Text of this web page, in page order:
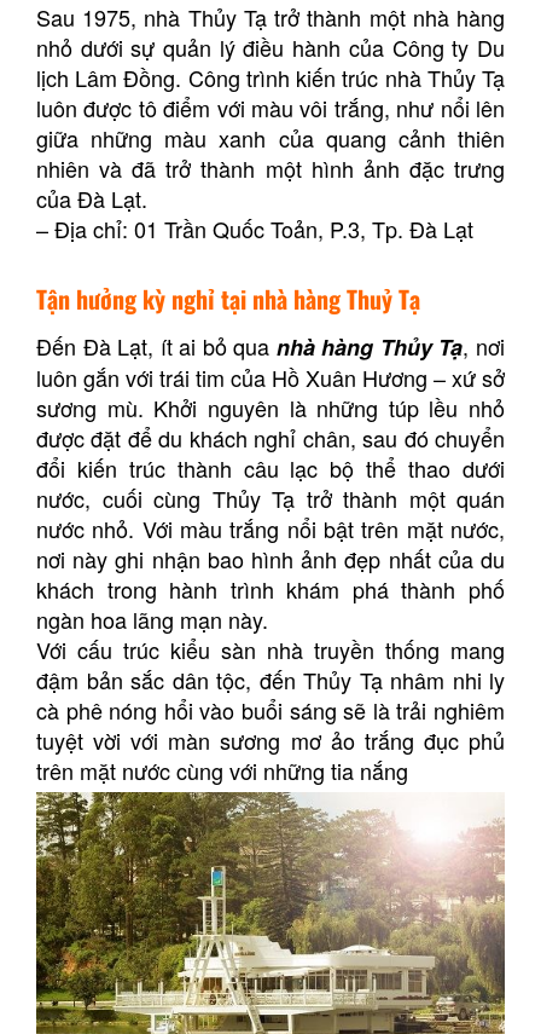
Sau 1975, nhà Thủy Tạ trở thành một nhà hàng
nhỏ dưới sự quản lý điều hành của Công ty Du
lịch Lâm Đồng. Công trình kiến trúc nhà Thủy Tạ
luôn được tô điểm với màu vôi trắng, như nổi lên
giữa những màu xanh của quang cảnh thiên
nhiên và đã trở thành một hình ảnh đặc trưng
của Đà Lạt.
– Địa chỉ: 01 Trần Quốc Toản, P.3, Tp. Đà Lạt
Tận hưởng kỳ nghỉ tại nhà hàng Thuỷ Tạ
Đến Đà Lạt, ít ai bỏ qua nhà hàng Thủy Tạ, nơi
luôn gắn với trái tim của Hồ Xuân Hương – xứ sở
sương mù. Khởi nguyên là những túp lều nhỏ
được đặt để du khách nghỉ chân, sau đó chuyển
đổi kiến trúc thành câu lạc bộ thể thao dưới
nước, cuối cùng Thủy Tạ trở thành một quán
nước nhỏ. Với màu trắng nổi bật trên mặt nước,
nơi này ghi nhận bao hình ảnh đẹp nhất của du
khách trong hành trình khám phá thành phố
ngàn hoa lãng mạn này.
Với cấu trúc kiểu sàn nhà truyền thống mang
đậm bản sắc dân tộc, đến Thủy Tạ nhâm nhi ly
cà phê nóng hổi vào buổi sáng sẽ là trải nghiêm
tuyệt vời với màn sương mơ ảo trắng đục phủ
trên mặt nước cùng với những tia nắng